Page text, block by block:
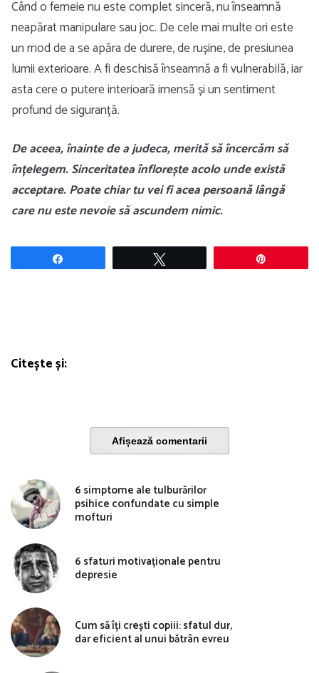
Când o femeie nu este complet sinceră, nu înseamnă
neapărat manipulare sau joc. De cele mai multe ori este
un mod de a se apăra de durere, de rușine, de presiunea
lumii exterioare. A fi deschisă înseamnă a fi vulnerabilă, iar
asta cere o putere interioară imensă și un sentiment
profund de siguranță.
De aceea, înainte de a judeca, merită să încercăm să
înțelegem. Sinceritatea înflorește acolo unde există
acceptare. Poate chiar tu vei fi acea persoană lângă
care nu este nevoie să ascundem nimic.
Citește și:
Afișează comentarii
6 simptome ale tulburărilor
psihice confundate cu simple
mofturi
6 sfaturi motivaționale pentru
depresie
Cum să îți crești copiii: sfatul dur,
dar eficient al unui bătrân evreu